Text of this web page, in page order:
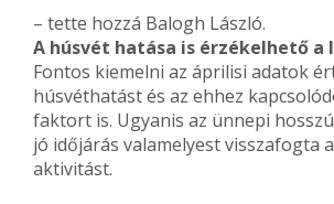
– tette hozzá Balogh László.
A húsvét hatása is érzékelhető a
Fontos kiemelni az áprilisi adatok
húsvéthatást és az ehhez
faktort is. Ugyanis az ünnepi
jó időjárás valamelyest visszafogta
aktivitást.